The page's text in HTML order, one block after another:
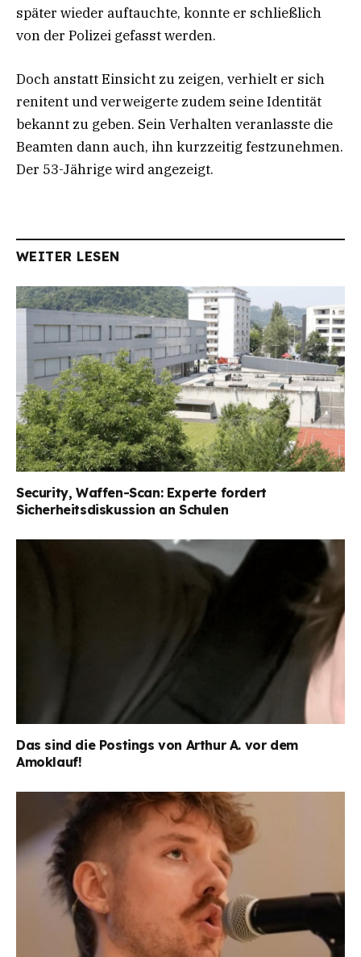
später wieder auftauchte, konnte er schließlich
von der Polizei gefasst werden.
Doch anstatt Einsicht zu zeigen, verhielt er sich
renitent und verweigerte zudem seine Identität
bekannt zu geben. Sein Verhalten veranlasste die
Beamten dann auch, ihn kurzzeitig festzunehmen.
Der 53-Jährige wird angezeigt.
WEITER LESEN
Security, Waffen-Scan: Experte fordert
Sicherheitsdiskussion an Schulen
Das sind die Postings von Arthur A. vor dem
Amoklauf!